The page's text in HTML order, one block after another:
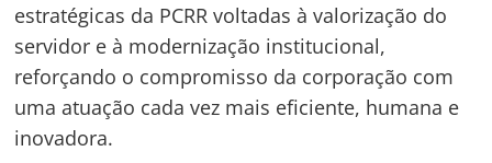
estratégicas da PCRR voltadas à valorização do
servidor e à modernização institucional,
reforçando o compromisso da corporação com
uma atuação cada vez mais eficiente, humana e
inovadora.